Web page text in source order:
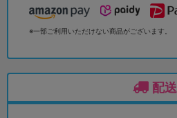
※一部ご利用いただけない商品がございます。
配送